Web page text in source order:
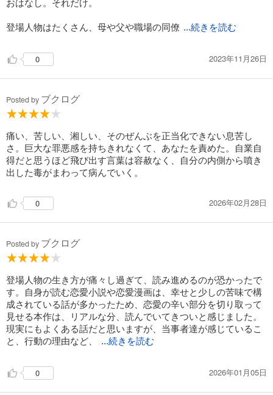
登場人物はたくさん、母や父や職場の同僚 ...続きを読む
0 2023年11月26日
Posted by ブクログ
痛い、苦しい、湘しい、そのぜんぶを正当化できない息苦し
さ。巨大な罪悪感を持ちきれなくて、あなたを責めた。自業自
得だと思うほど飛び出す言葉は容赦なく、自分の内側から噴き
出した毒がまわって病んでいく。
0 2026年02月28日
Posted by ブクログ
登場人物の生き方が痛々し過ぎて、読み進めるのが恐かったで
す。自身が読む恋愛小説や恋愛漫画は、幸せと少しの苦味で構
成されている話が多かったため、恋愛の辛い部分を切り取って
見せる本作は、リアルな分、読んでいてきついと感じました。
現実にもよくある話だと思いますが、当事者達が感じているこ
と、行動の理由など、
...続きを読む
0 2026年01月05日